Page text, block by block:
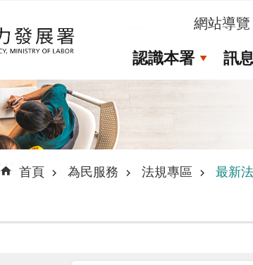
網站導覽
認識本署 訊
::: 首頁 為民服務 法規專區 最新